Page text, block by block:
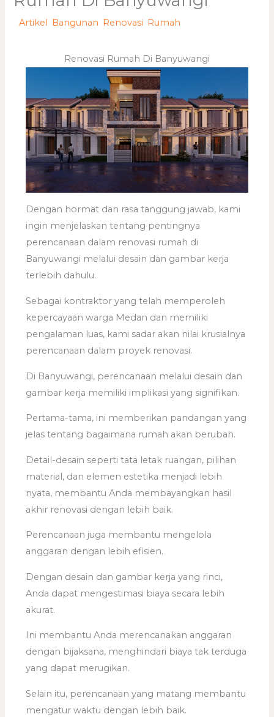
/Artikel Bangunan Renovasi Rumah
Renovasi Rumah Di Banyuwangi
Dengan hormat dan rasa tanggung jawab, kami
ingin menjelaskan tentang pentingnya
perencanaan dalam renovasi rumah di
Banyuwangi melalui desain dan gambar kerja
terlebih dahulu.
Sebagai kontraktor yang telah memperoleh
kepercayaan warga Medan dan memiliki
pengalaman luas, kami sadar akan nilai krusialnya
perencanaan dalam proyek renovasi.
Di Banyuwangi, perencanaan melalui desain dan
gambar kerja memiliki implikasi yang signifikan.
Pertama-tama, ini memberikan pandangan yang
jelas tentang bagaimana rumah akan berubah.
Detail-desain seperti tata letak ruangan, pilihan
material, dan elemen estetika menjadi lebih
nyata, membantu Anda membayangkan hasil
akhir renovasi dengan lebih baik.
Perencanaan juga membantu mengelola
anggaran dengan lebih efisien.
Dengan desain dan gambar kerja yang rinci,
Anda dapat mengestimasi biaya secara lebih
akurat.
Ini membantu Anda merencanakan anggaran
dengan bijaksana, menghindari biaya tak terduga
yang dapat merugikan.
Selain itu, perencanaan yang matang membantu
mengatur waktu dengan lebih baik.